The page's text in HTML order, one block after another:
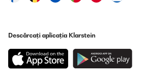
Descărcați aplicația Klarstein